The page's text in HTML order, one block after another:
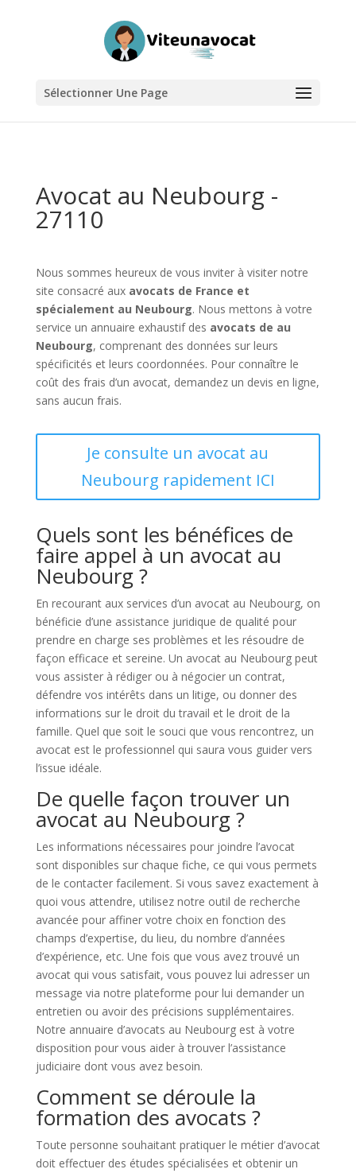
Sélectionner Une Page
Avocat au Neubourg -
27110
Nous sommes heureux de vous inviter à visiter notre
site consacré aux avocats de France et
spécialement au Neubourg. Nous mettons à votre
service un annuaire exhaustif des avocats de au
Neubourg, comprenant des données sur leurs
spécificités et leurs coordonnées. Pour connaître le
coût des frais d’un avocat, demandez un devis en ligne,
sans aucun frais.
Je consulte un avocat au
Neubourg rapidement ICI
Quels sont les bénéfices de
faire appel à un avocat au
Neubourg ?
En recourant aux services d’un avocat au Neubourg, on
bénéficie d’une assistance juridique de qualité pour
prendre en charge ses problèmes et les résoudre de
façon efficace et sereine. Un avocat au Neubourg peut
vous assister à rédiger ou à négocier un contrat,
défendre vos intérêts dans un litige, ou donner des
informations sur le droit du travail et le droit de la
famille. Quel que soit le souci que vous rencontrez, un
avocat est le professionnel qui saura vous guider vers
l’issue idéale.
De quelle façon trouver un
avocat au Neubourg ?
Les informations nécessaires pour joindre l’avocat
sont disponibles sur chaque fiche, ce qui vous permets
de le contacter facilement. Si vous savez exactement à
quoi vous attendre, utilisez notre outil de recherche
avancée pour affiner votre choix en fonction des
champs d’expertise, du lieu, du nombre d’années
d’expérience, etc. Une fois que vous avez trouvé un
avocat qui vous satisfait, vous pouvez lui adresser un
message via notre plateforme pour lui demander un
entretien ou avoir des précisions supplémentaires.
Notre annuaire d’avocats au Neubourg est à votre
disposition pour vous aider à trouver l’assistance
judiciaire dont vous avez besoin.
Comment se déroule la
formation des avocats ?
Toute personne souhaitant pratiquer le métier d’avocat
doit effectuer des études spécialisées et obtenir un